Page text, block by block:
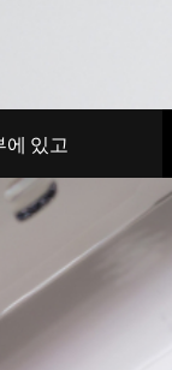
에 있고